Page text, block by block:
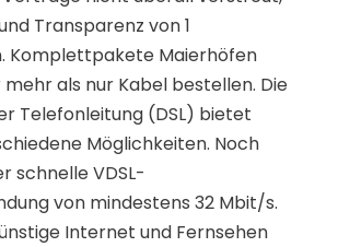
Transparenz von 1
Komplettpakete Maierhöfen
als nur Kabel bestellen. Die
Telefonleitung (DSL) bietet
Möglichkeiten. Noch
schnelle VDSL-
von mindestens 32 Mbit/s.
Internet und Fernsehen